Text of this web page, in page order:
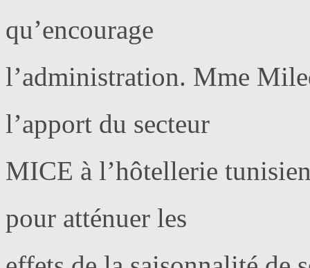
qu’encourage
l’administration. Mme
l’apport du secteur
MICE à l’hôtellerie
pour atténuer les